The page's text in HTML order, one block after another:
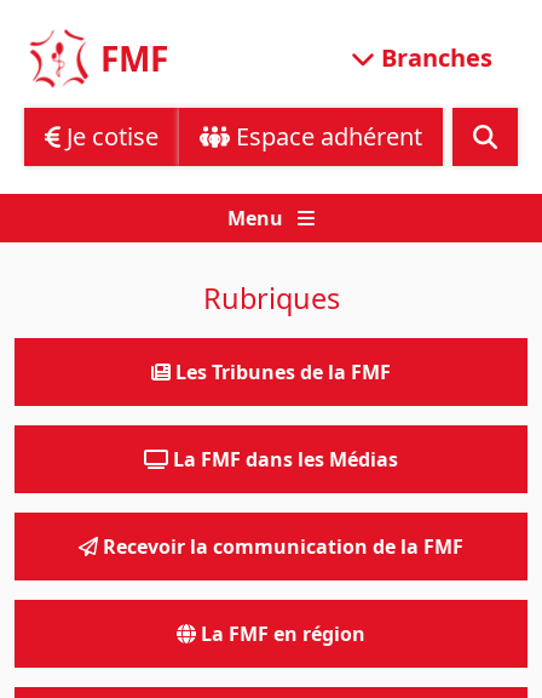
content
FMF Branches
Je cotise Espace adhérent
Menu
Rubriques
Les Tribunes de la FMF
La FMF dans les Médias
Recevoir la communication de la FMF
La FMF en région